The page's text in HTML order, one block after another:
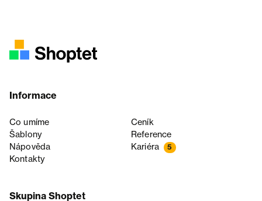
Informace
Co umíme
Ceník
Šablony
Reference
Nápověda
Kariéra 5
Kontakty
Skupina Shoptet